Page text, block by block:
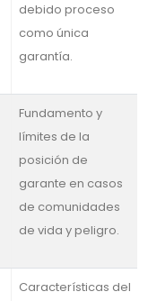
debido proceso
como única
garantía.
Fundamento y
límites de la
posición de
garante en casos
de comunidades
de vida y peligro.
Características del